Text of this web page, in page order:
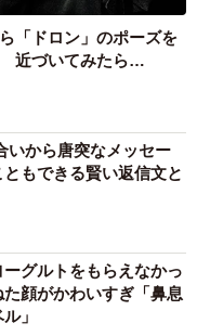
す。
や周囲の胸中を優し
しょうか
ングは違うのですが
手で長くなりそうな
のときに感じた複雑
た」
「ドロン」のポーズを
近づいてみたら…
いから唐突なメッセー
もできる賢い返信文と
グルトをもらえなかっ
顔がかわいすぎ「鼻息
」